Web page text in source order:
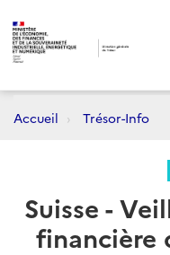
Accueil Trésor-Info
Suisse -
financière